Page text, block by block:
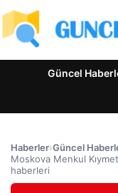
Güncel
Haberler›Güncel
Moskova Menkul
haberleri